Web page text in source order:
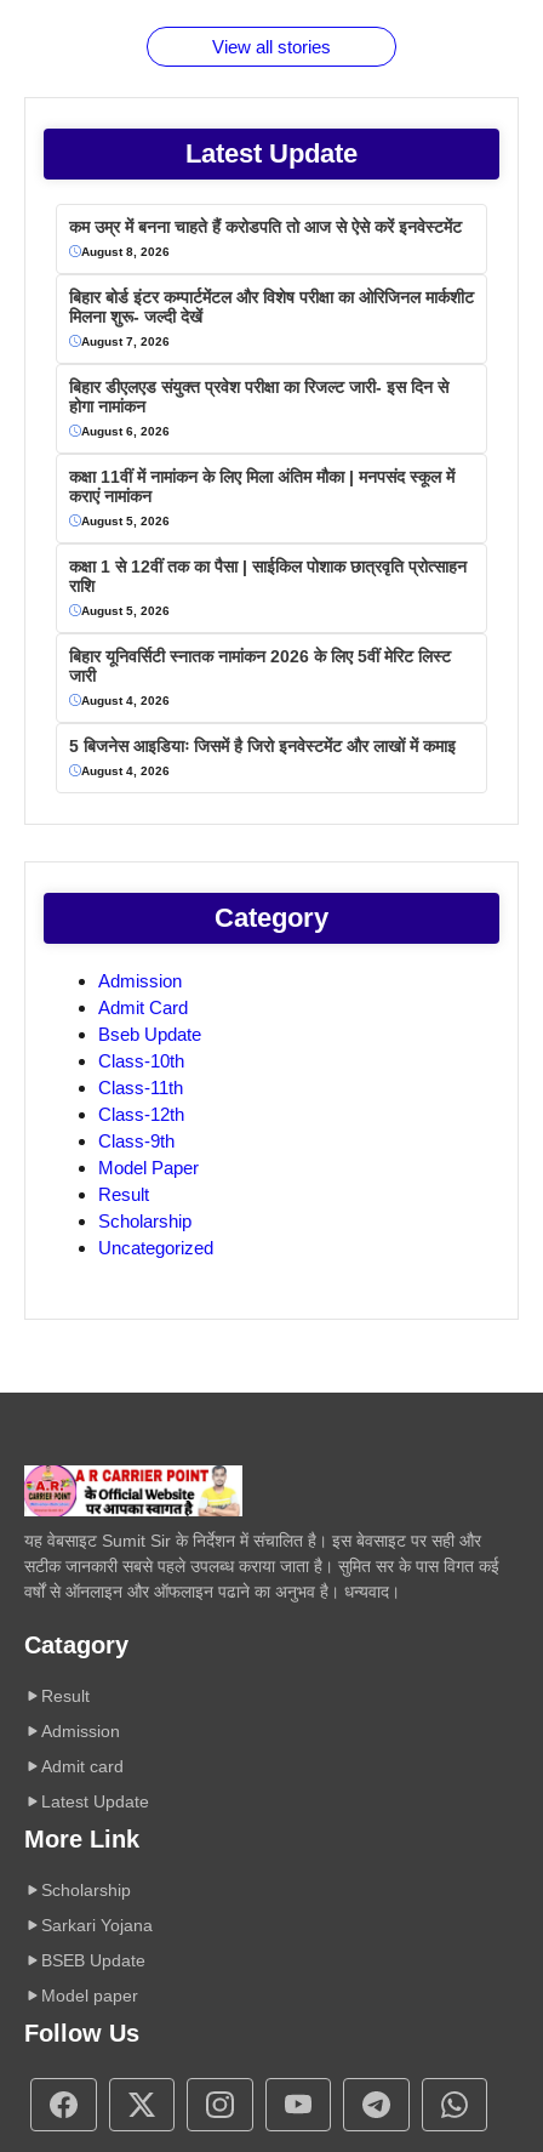
View all stories
Latest Update
कम उम्र में बनना चाहते हैं करोडपति तो आज से ऐसे करें इनवेस्टमेंट
August 8, 2026
बिहार बोर्ड इंटर कम्पार्टमेंटल और विशेष परीक्षा का ओरिजिनल मार्कशीट
मिलना शुरू- जल्दी देखें
August 7, 2026
बिहार डीएलएड संयुक्त प्रवेश परीक्षा का रिजल्ट जारी- इस दिन से
होगा नामांकन
August 6, 2026
कक्षा 11वीं में नामांकन के लिए मिला अंतिम मौका | मनपसंद स्कूल में
कराएं नामांकन
August 5, 2026
कक्षा 1 से 12वीं तक का पैसा | साईकिल पोशाक छात्रवृति प्रोत्साहन
राशि
August 5, 2026
बिहार यूनिवर्सिटी स्नातक नामांकन 2026 के लिए 5वीं मेरिट लिस्ट
जारी
August 4, 2026
5 बिजनेस आइडियाः जिसमें है जिरो इनवेस्टमेंट और लाखों में कमाइ
August 4, 2026
Category
Admission
Admit Card
Bseb Update
Class-10th
Class-11th
Class-12th
Class-9th
Model Paper
Result
Scholarship
Uncategorized
यह वेबसाइट Sumit Sir के निर्देशन में संचालित है। इस बेवसाइट पर सही और
सटीक जानकारी सबसे पहले उपलब्ध कराया जाता है। सुमित सर के पास विगत कई
वर्षों से ऑनलाइन और ऑफलाइन पढाने का अनुभव है। धन्यवाद।
Catagory
Result
Admission
Admit card
Latest Update
More Link
Scholarship
Sarkari Yojana
BSEB Update
Model paper
Follow Us